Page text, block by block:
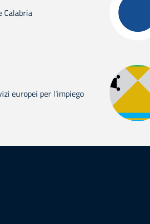
Calabria
europei per l'impiego